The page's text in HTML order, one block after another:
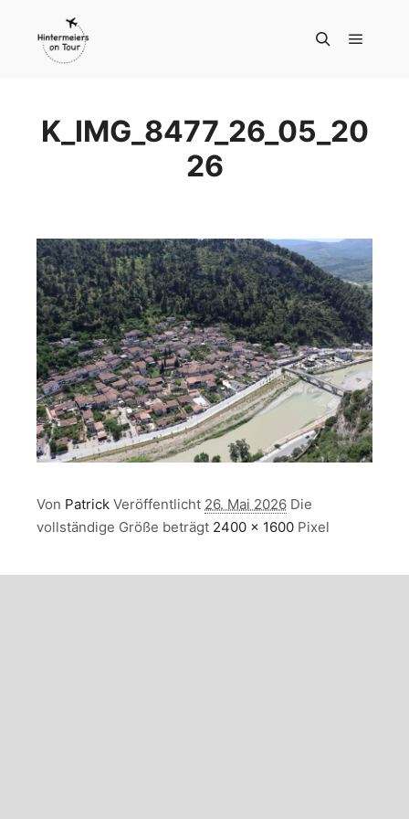
K_IMG_8477_26_05_20
26
Von Patrick Veröffentlicht 26. Mai 2026 Die
vollständige Größe beträgt 2400 × 1600 Pixel